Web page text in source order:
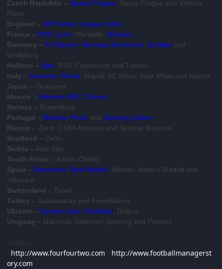
Czech Replublic – Sparta Prague, Slavia Prague and Viktoria
Pizen
England – All Premier League clubs
France – PSG, Lyon, Marseille, Monaco
Germany – FC Bayern, Borussia Dortmund, Schalke and
Wolfsburg
Holland – Ajax, PSV, Feyenoord and Twente
Italy – Juventus, Roma, Napoli, AC Milan, Inter Milan and Atlanta
Japan – Okayama
Mexico – America MEX, Chivas,
Norway – Rosenborg
Portugal – Benfica, Porto and Sporting Lisbon
Russia – Zenit, CSKA Moscow and Spartak Moscow
Scotland – Celtic
Serbia – Red Star
South Africa – Kaizer Chiefs
Spain – Barcelona, Real Madrid, Athletic, Atletico Madrid and
Villarreal
Switzerland – Basel
Turkey – Galatasaray and Fenerbahce
Ukraine – Dynamo Kyiv, Shakhtar, Dnipro
Uruguay – Nacional, Defensor Sporting and Penarol
http://www.fourfourtwo.com
http://www.footballmanagerst
ory.com